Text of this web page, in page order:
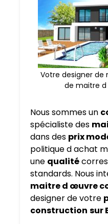
Votre designer
de maitre
Nous sommes un
spécialiste des
dans des prix
politique d achat
une qualité
standards. Nous
maitre d œuvre
designer de votre
construction sur